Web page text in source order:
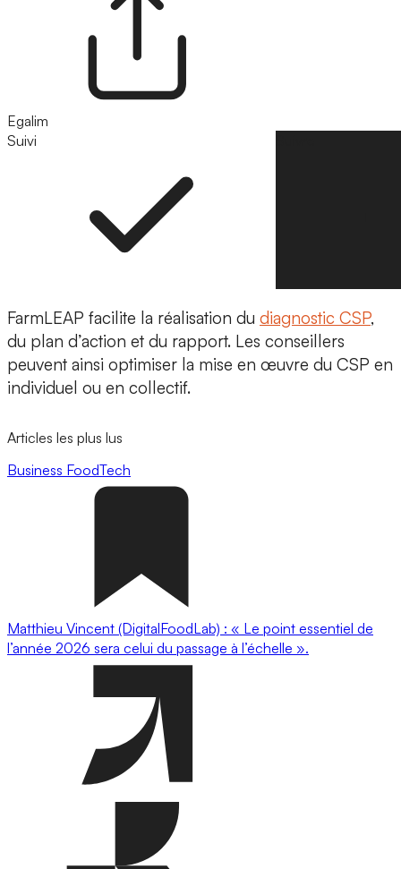
Egalim
Suivi
FarmLEAP facilite la réalisation du diagnostic CSP,
du plan d’action et du rapport. Les conseillers
peuvent ainsi optimiser la mise en œuvre du CSP en
individuel ou en collectif.
Articles les plus lus
Business FoodTech
Matthieu Vincent (DigitalFoodLab) : « Le point essentiel de
l’année 2026 sera celui du passage à l’échelle ».